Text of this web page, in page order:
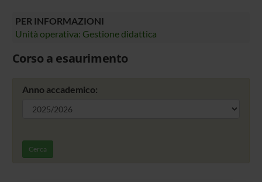
PER INFORMAZIONI
Unità operativa: Gestione didattica
Corso a esaurimento
Anno accademico:
Cerca